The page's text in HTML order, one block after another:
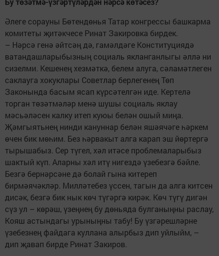
Әлеге сорауны Бөтендөнья Татар конгрессы башкарма
комитеты җитәкчесе Ринат Закировка бирдек.
– Нәрсә генә әйтсәң дә, гамәлдәге Конституциядә
ватандашларыбызның социаль якланганлыгы әллә ни
сизелми. Кешенең хезмәткә, белем алуга, сәламәтлеген
саклауга хокуклары Советлар берлегенең Төп
Законында басым ясап күрсәтелгән иде. Кертелә
торган төзәтмәләр менә шушы социаль яклау
мәсьәләсен калку итеп куюы белән ошый миңа.
Җәмгыятьнең нинди кануннар белән яшәячәге һәркем
өчен бик мөһим. Без һәрвакыт алга карап эш йөртергә
тырышабыз. Сер түгел, хәл итәсе проблемаларыбыз
шактый күп. Аларны хәл итү нигездә үзебезгә бәйле.
Безгә бернәрсәне дә болай гына китереп
бирмәячәкләр. Милләтебез үссен, тагын да алга китсен
дисәк, безгә бик нык көч түгәргә кирәк. Көч түгү дигән
сүз ул – көрәш, үзеңнең бу дөньяда булганыңны раслау,
Кояш астындагы урыныңны табу! Бу үзгәрешләрне
үзебезнең файдага куллана алырбыз дип уйлыйм, –
дип җавап бирде Ринат Закиров.